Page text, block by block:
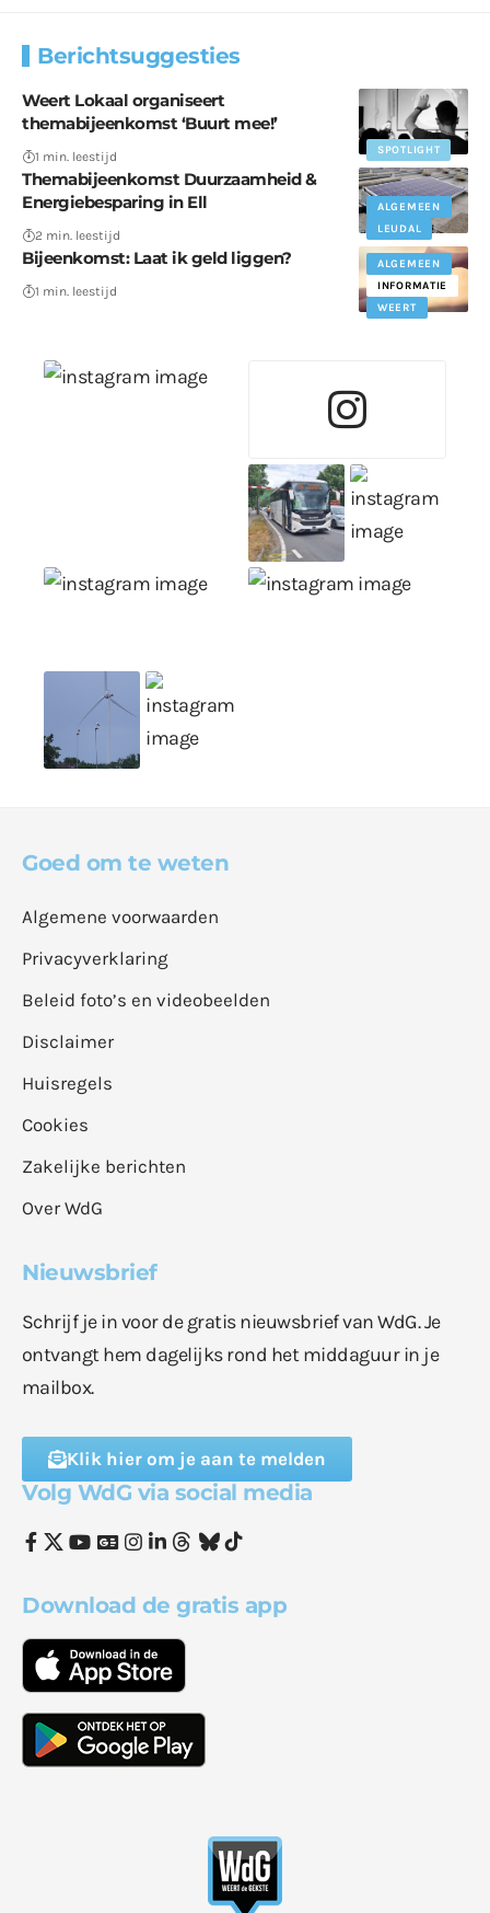
Berichtsuggesties
SPOTLIGHT
Weert Lokaal organiseert
themabijeenkomst ‘Buurt mee!’
1 min. leestijd
ALGEMEEN
LEUDAL
Themabijeenkomst Duurzaamheid &
Energiebesparing in Ell
2 min. leestijd
ALGEMEEN
INFORMATIE
WEERT
Bijeenkomst: Laat ik geld liggen?
1 min. leestijd
Goed om te weten
Algemene voorwaarden
Privacyverklaring
Beleid foto’s en videobeelden
Disclaimer
Huisregels
Cookies
Zakelijke berichten
Over WdG
Nieuwsbrief
Schrijf je in voor de gratis nieuwsbrief van WdG. Je
ontvangt hem dagelijks rond het middaguur in je
mailbox.
Klik hier om je aan te melden
Volg WdG via social media
Download de gratis app